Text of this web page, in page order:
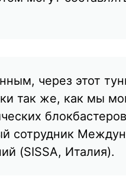
через этот
так же, как мы
блокбастеров
сотрудник
(SISSA, Италия).